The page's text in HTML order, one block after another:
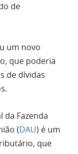
de
um novo
que poderia
de dívidas
da Fazenda
(DAU) é um
que